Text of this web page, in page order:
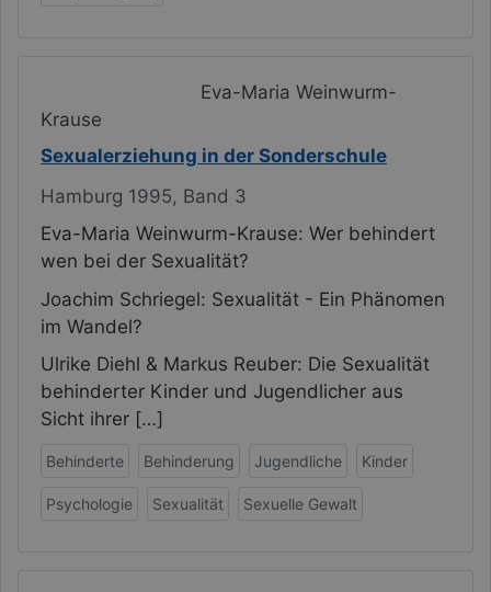
Eva-Maria Weinwurm-
Sexualerziehung in der
Hamburg 1995, Band 3
Eva-Maria Weinwurm-Krause: Wer behindert
wen bei der Sexualität?
Joachim Schriegel: Sexualität - Ein Phänomen
im Wandel?
Ulrike Diehl & Markus Reuber: Die Sexualität
behinderter Kinder und Jugendlicher aus